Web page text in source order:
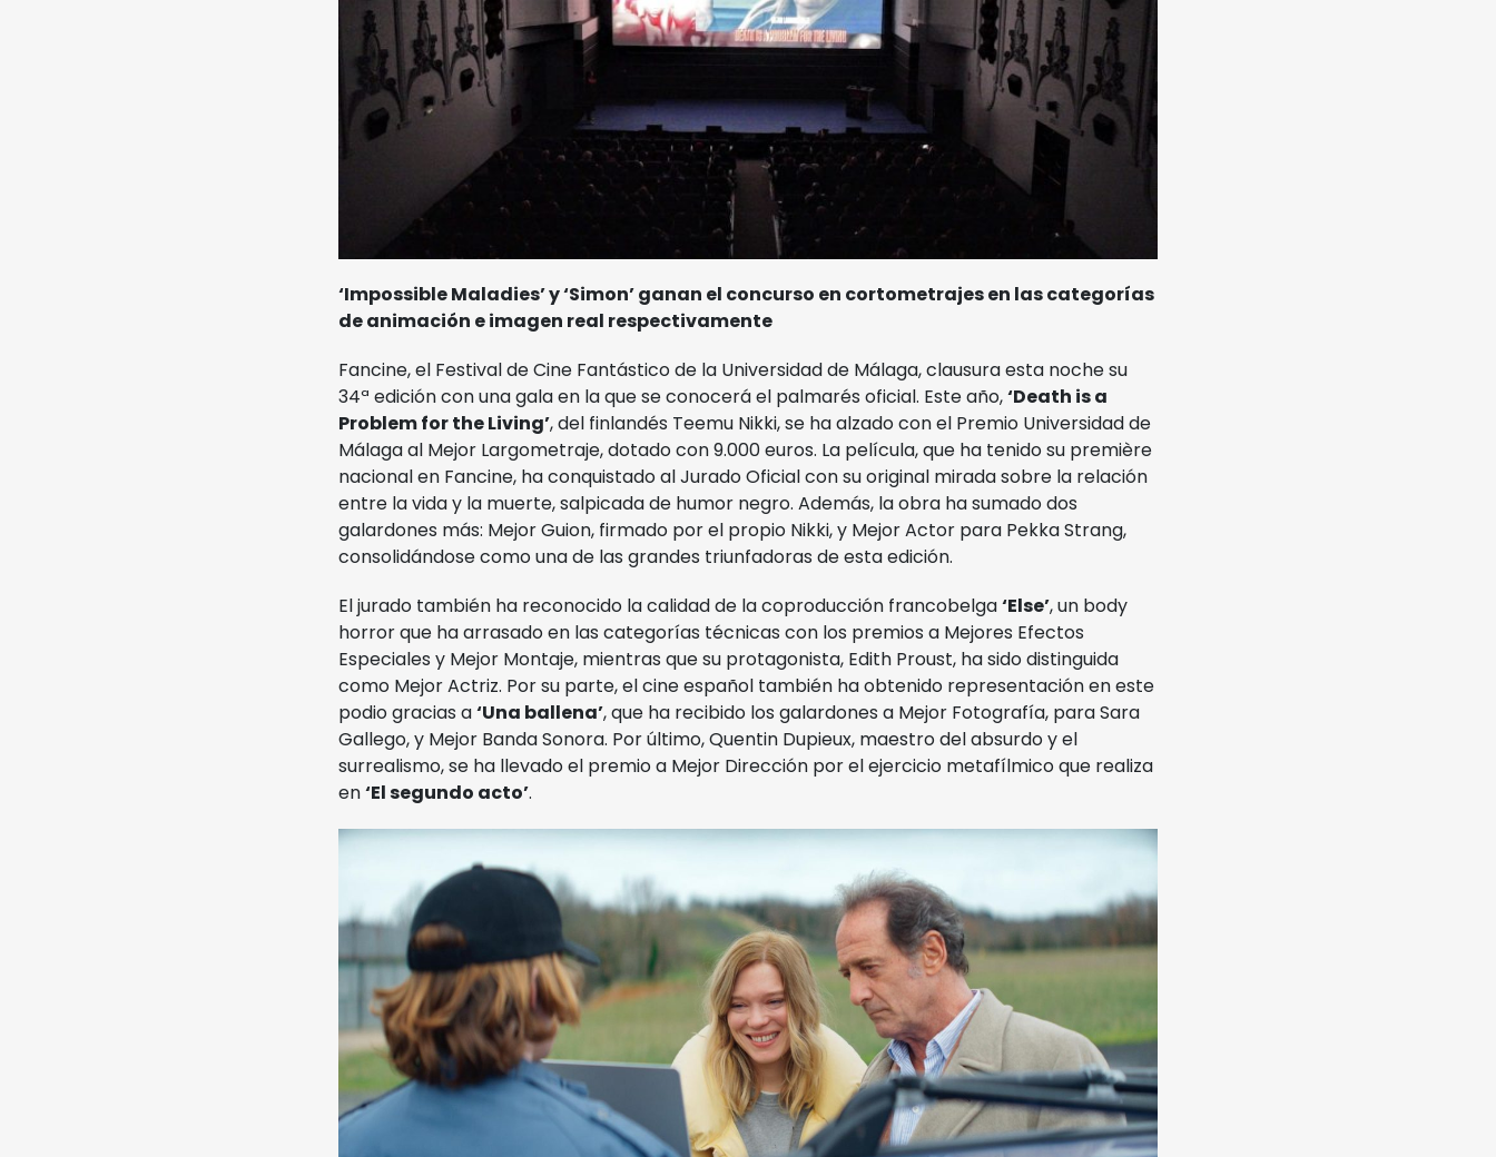
Digitales
‘Impossible Maladies’ y ‘Simon’ ganan el concurso en cortometrajes en las categorías
de animación e imagen real respectivamente
Fancine, el Festival de Cine Fantástico de la Universidad de Málaga, clausura esta noche su
34ª edición con una gala en la que se conocerá el palmarés oficial. Este año,‘Death is a
Problem for the Living’, del finlandés Teemu Nikki, se ha alzado con el Premio Universidad de
Málaga al Mejor Largometraje, dotado con 9.000 euros. La película, que ha tenido su première
nacional en Fancine, ha conquistado al Jurado Oficial con su original mirada sobre la relación
entre la vida y la muerte, salpicada de humor negro. Además, la obra ha sumado dos
galardones más: Mejor Guion, firmado por el propio Nikki, y Mejor Actor para Pekka Strang,
consolidándose como una de las grandes triunfadoras de esta edición.
El jurado también ha reconocido la calidad de la coproducción francobelga‘Else’, un body
horror que ha arrasado en las categorías técnicas con los premios a Mejores Efectos
Especiales y Mejor Montaje, mientras que su protagonista, Edith Proust, ha sido distinguida
como Mejor Actriz. Por su parte, el cine español también ha obtenido representación en este
podio gracias a‘Una ballena’, que ha recibido los galardones a Mejor Fotografía, para Sara
Gallego, y Mejor Banda Sonora. Por último, Quentin Dupieux, maestro del absurdo y el
surrealismo, se ha llevado el premio a Mejor Dirección por el ejercicio metafílmico que realiza
en‘El segundo acto’.